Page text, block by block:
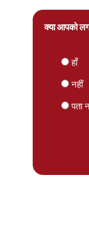
क्या आपको
हाँ
नहीं
पता